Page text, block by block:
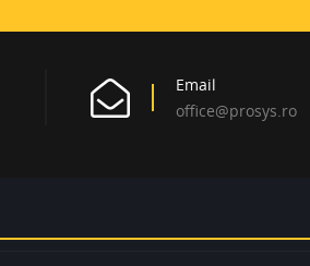
Email
office@prosys.ro